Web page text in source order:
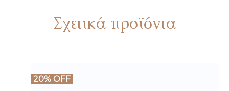
Σχετικά προϊόντα
20% OFF